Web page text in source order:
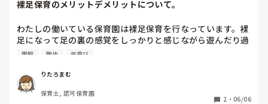
裸足保育のメリットデメリットについて。
わたしの働いている保育園は裸足保育を行なっています。裸
足になって足の裏の感覚をしっかりと感じながら遊んだり過
ごせる利点があるのですが、園庭に出る際はもちろん裸足。
す。一般的には靴下を履いた状態でサイズを決めて購入され
る保護者が多く、裸足のまま履くと少し緩くて靴擦れしやす
い気がするのですが皆さんの園はいかがですか？
園庭 散歩 外遊び
りたろまむ
保育士, 認可保育園
2 ・ 06/06